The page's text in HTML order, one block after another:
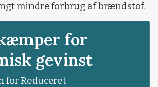
mindre forbrug af brændstof.
for
gevinst
for Reduceret